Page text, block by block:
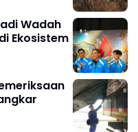
Wadah
Ekosistem